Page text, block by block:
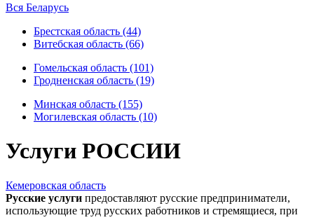
Вся Беларусь
Брестская область (44)
Витебская область (66)
Гомельская область (101)
Гродненская область (19)
Минская область (155)
Могилевская область (10)
Услуги РОССИИ
Кемеровская область
Русские услуги предоставляют русские предприниматели,
использующие труд русских работников и стремящиеся, при